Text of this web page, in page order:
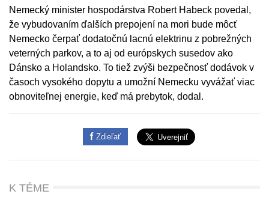
Nemecký minister hospodárstva Robert Habeck povedal,
že vybudovaním ďalších prepojení na mori bude môcť
Nemecko čerpať dodatočnú lacnú elektrinu z pobrežných
veterných parkov, a to aj od európskych susedov ako
Dánsko a Holandsko. To tiež zvýši bezpečnosť dodávok v
časoch vysokého dopytu a umožní Nemecku vyvážať viac
obnoviteľnej energie, keď má prebytok, dodal.
Zdieľať
K TÉME